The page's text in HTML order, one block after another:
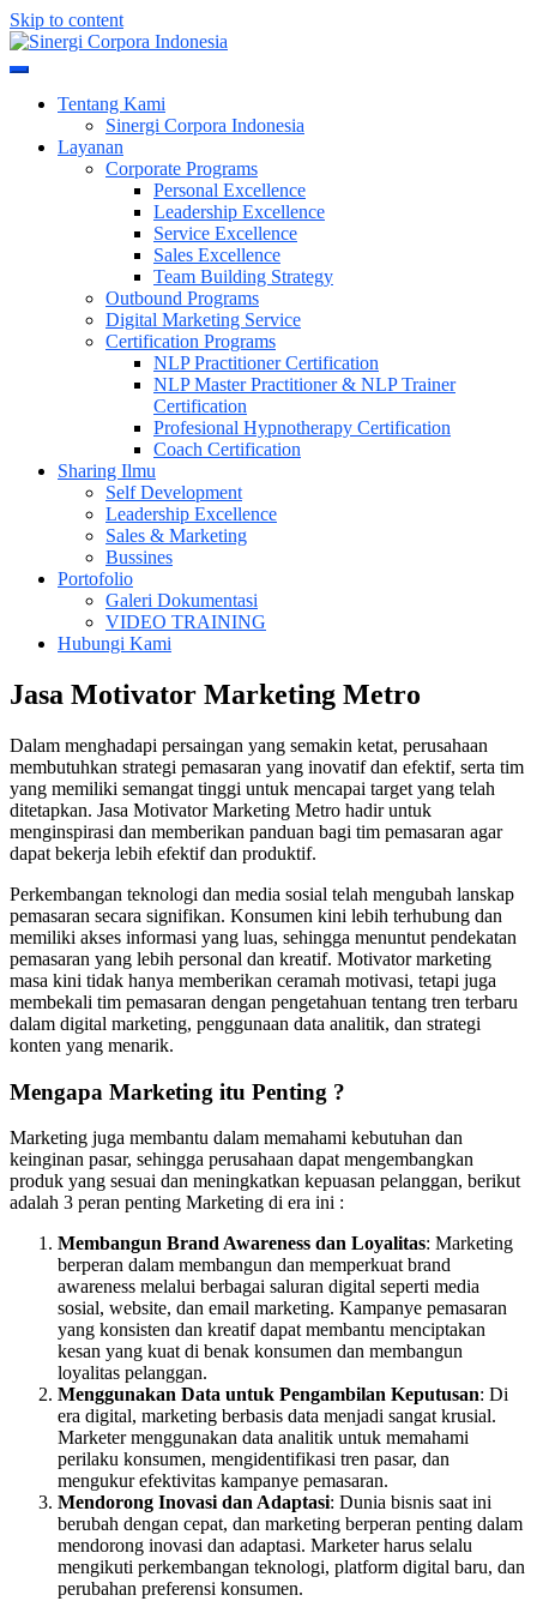
Skip to content
Sinergi Corpora Indonesia
Tentang Kami
Sinergi Corpora Indonesia
Layanan
Corporate Programs
Personal Excellence
Leadership Excellence
Service Excellence
Sales Excellence
Team Building Strategy
Outbound Programs
Digital Marketing Service
Certification Programs
NLP Practitioner Certification
NLP Master Practitioner & NLP Trainer
Certification
Profesional Hypnotherapy Certification
Coach Certification
Sharing Ilmu
Self Development
Leadership Excellence
Sales & Marketing
Bussines
Portofolio
Galeri Dokumentasi
VIDEO TRAINING
Hubungi Kami
Jasa Motivator Marketing Metro
Dalam menghadapi persaingan yang semakin ketat, perusahaan
membutuhkan strategi pemasaran yang inovatif dan efektif, serta tim
yang memiliki semangat tinggi untuk mencapai target yang telah
ditetapkan. Jasa Motivator Marketing Metro hadir untuk
menginspirasi dan memberikan panduan bagi tim pemasaran agar
dapat bekerja lebih efektif dan produktif.
Perkembangan teknologi dan media sosial telah mengubah lanskap
pemasaran secara signifikan. Konsumen kini lebih terhubung dan
memiliki akses informasi yang luas, sehingga menuntut pendekatan
pemasaran yang lebih personal dan kreatif. Motivator marketing
masa kini tidak hanya memberikan ceramah motivasi, tetapi juga
membekali tim pemasaran dengan pengetahuan tentang tren terbaru
dalam digital marketing, penggunaan data analitik, dan strategi
konten yang menarik.
Mengapa Marketing itu Penting ?
Marketing juga membantu dalam memahami kebutuhan dan
keinginan pasar, sehingga perusahaan dapat mengembangkan
produk yang sesuai dan meningkatkan kepuasan pelanggan, berikut
adalah 3 peran penting Marketing di era ini :
Membangun Brand Awareness dan Loyalitas: Marketing
berperan dalam membangun dan memperkuat brand
awareness melalui berbagai saluran digital seperti media
sosial, website, dan email marketing. Kampanye pemasaran
yang konsisten dan kreatif dapat membantu menciptakan
kesan yang kuat di benak konsumen dan membangun
loyalitas pelanggan.
Menggunakan Data untuk Pengambilan Keputusan: Di
era digital, marketing berbasis data menjadi sangat krusial.
Marketer menggunakan data analitik untuk memahami
perilaku konsumen, mengidentifikasi tren pasar, dan
mengukur efektivitas kampanye pemasaran.
Mendorong Inovasi dan Adaptasi: Dunia bisnis saat ini
berubah dengan cepat, dan marketing berperan penting dalam
mendorong inovasi dan adaptasi. Marketer harus selalu
mengikuti perkembangan teknologi, platform digital baru, dan
perubahan preferensi konsumen.